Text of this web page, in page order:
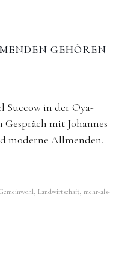
GEHÖREN
Succow in der Oya-
mit Johannes
moderne Allmenden.
, Landwirtschaft, mehr-als-